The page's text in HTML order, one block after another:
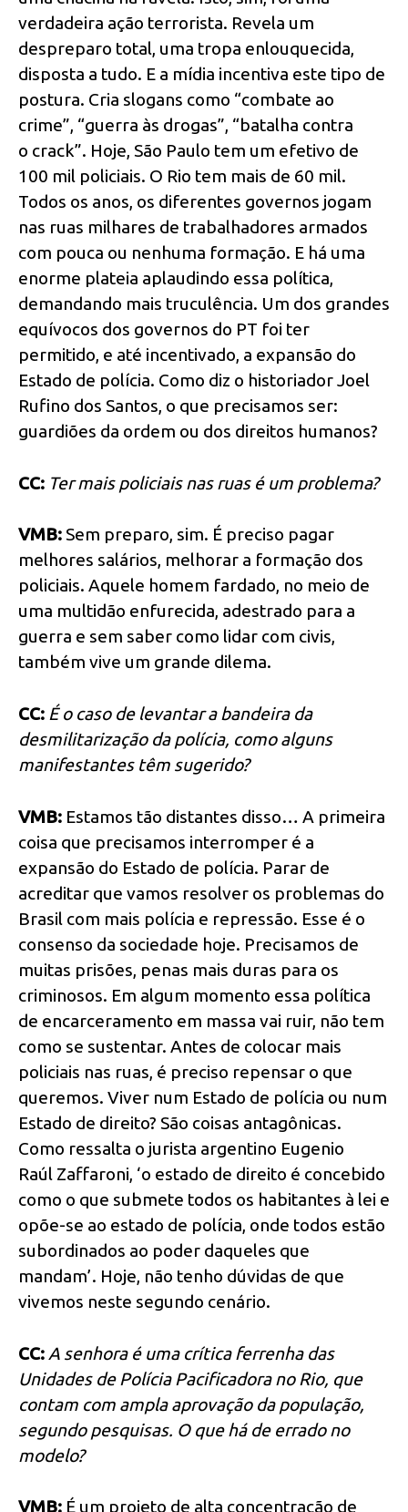
verdadeira ação terrorista. Revela um
despreparo total, uma tropa enlouquecida,
disposta a tudo. E a mídia incentiva este tipo de
postura. Cria slogans como “combate ao
crime”, “guerra às drogas”, “batalha contra
o crack”. Hoje, São Paulo tem um efetivo de
100 mil policiais. O Rio tem mais de 60 mil.
Todos os anos, os diferentes governos jogam
nas ruas milhares de trabalhadores armados
com pouca ou nenhuma formação. E há uma
enorme plateia aplaudindo essa política,
demandando mais truculência. Um dos grandes
equívocos dos governos do PT foi ter
permitido, e até incentivado, a expansão do
Estado de polícia. Como diz o historiador Joel
Rufino dos Santos, o que precisamos ser:
guardiões da ordem ou dos direitos humanos?
CC: Ter mais policiais nas ruas é um problema?
VMB: Sem preparo, sim. É preciso pagar
melhores salários, melhorar a formação dos
policiais. Aquele homem fardado, no meio de
uma multidão enfurecida, adestrado para a
guerra e sem saber como lidar com civis,
também vive um grande dilema.
CC: É o caso de levantar a bandeira da
desmilitarização da polícia, como alguns
manifestantes têm sugerido?
VMB: Estamos tão distantes disso… A primeira
coisa que precisamos interromper é a
expansão do Estado de polícia. Parar de
acreditar que vamos resolver os problemas do
Brasil com mais polícia e repressão. Esse é o
consenso da sociedade hoje. Precisamos de
muitas prisões, penas mais duras para os
criminosos. Em algum momento essa política
de encarceramento em massa vai ruir, não tem
como se sustentar. Antes de colocar mais
policiais nas ruas, é preciso repensar o que
queremos. Viver num Estado de polícia ou num
Estado de direito? São coisas antagônicas.
Como ressalta o jurista argentino Eugenio
Raúl Zaffaroni, ‘o estado de direito é concebido
como o que submete todos os habitantes à lei e
opõe-se ao estado de polícia, onde todos estão
subordinados ao poder daqueles que
mandam’. Hoje, não tenho dúvidas de que
vivemos neste segundo cenário.
CC: A senhora é uma crítica ferrenha das
Unidades de Polícia Pacificadora no Rio, que
contam com ampla aprovação da população,
segundo pesquisas. O que há de errado no
modelo?
VMB: É um projeto de alta concentração de